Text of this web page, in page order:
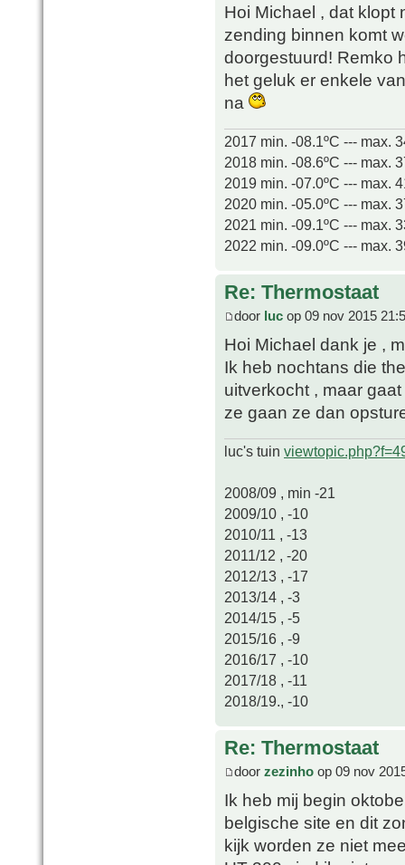
Hoi Michael , dat klopt
zending binnen komt
doorgestuurd! Remko
het geluk er enkele
na
2017 min. -08.1ºC --- max.
2018 min. -08.6ºC --- max.
2019 min. -07.0ºC --- max.
2020 min. -05.0ºC --- max.
2021 min. -09.1ºC --- max.
2022 min. -09.0ºC --- max.
Re: Thermostaat
door luc op 09 nov 2015
Hoi Michael dank je ,
Ik heb nochtans die
uitverkocht , maar
ze gaan ze dan
luc's tuin
2008/09 , min -21
2009/10 , -10
2010/11 , -13
2011/12 , -20
2012/13 , -17
2013/14 , -3
2014/15 , -5
2015/16 , -9
2016/17 , -10
2017/18 , -11
2018/19., -10
Re: Thermostaat
door zezinho op 09 nov
Ik heb mij begin
belgische site en dit
kijk worden ze niet